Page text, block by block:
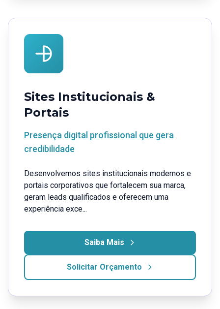
Sites Institucionais &
Portais
Presença digital profissional que gera
credibilidade
Desenvolvemos sites institucionais modernos e
portais corporativos que fortalecem sua marca,
geram leads qualificados e oferecem uma
experiência exce...
Saiba Mais
Solicitar Orçamento